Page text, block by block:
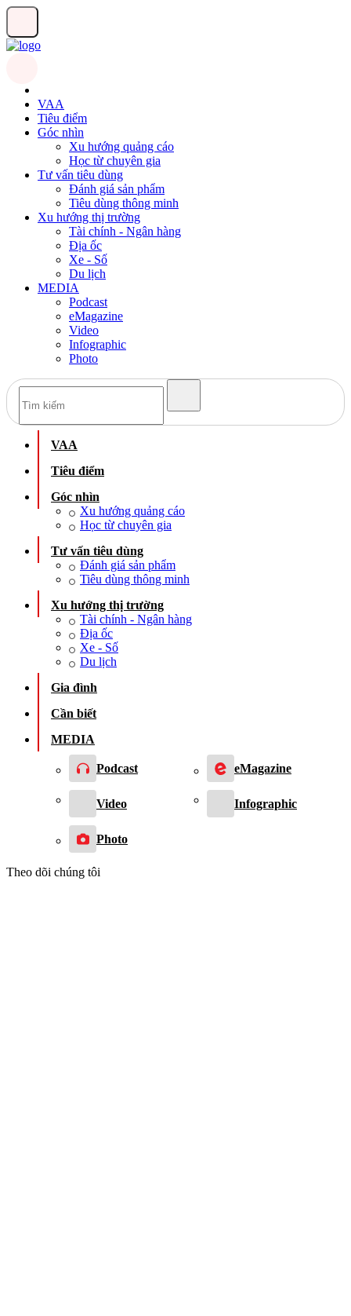
VAA
Tiêu điểm
Góc nhìn
Xu hướng quảng cáo
Học từ chuyên gia
Tư vấn tiêu dùng
Đánh giá sản phẩm
Tiêu dùng thông minh
Xu hướng thị trường
Tài chính - Ngân hàng
Địa ốc
Xe - Số
Du lịch
MEDIA
Podcast
eMagazine
Video
Infographic
Photo
VAA
Tiêu điểm
Góc nhìn
Xu hướng quảng cáo
Học từ chuyên gia
Tư vấn tiêu dùng
Đánh giá sản phẩm
Tiêu dùng thông minh
Xu hướng thị trường
Tài chính - Ngân hàng
Địa ốc
Xe - Số
Du lịch
Gia đình
Cần biết
MEDIA
Podcast eMagazine
Video Infographic
Photo
Theo dõi chúng tôi